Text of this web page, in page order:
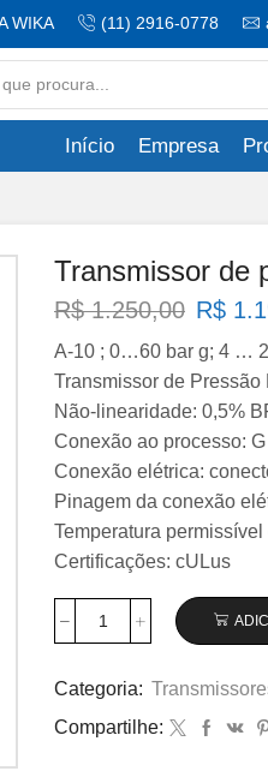
WIKA (11) 2916-0778
Início Empresa
Transmissor de
R$1.250,00 O
original
era:
R$
R$
A-10 ; 0…60 bar g; 4 …
Transmissor de Pressão
Não-linearidade: 0,5%
Conexão ao processo:
Conexão elétrica:
Pinagem da conexão
Temperatura
Certificações: cULus
Transmissor
pressão
Wika
modelo
Categoria:
Compartilhe: